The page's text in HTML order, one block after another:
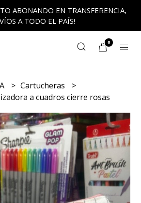
ABONANDO EN TRANSFERENCIA,
A TODO EL PAÍS!
0
Cartucheras
a cuadros cierre rosas